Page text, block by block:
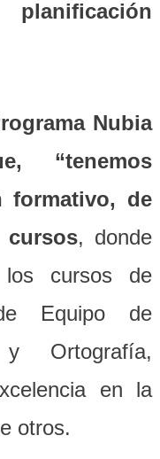
Nubia
“tenemos
formativo, de
cursos, donde
cursos de
Equipo de
Ortografía,
en la
otros.